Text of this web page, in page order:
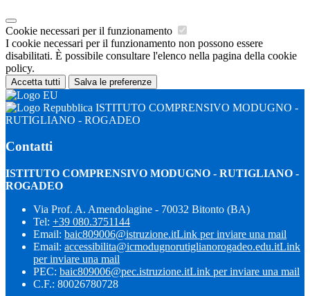
Cookie necessari per il funzionamento
I cookie necessari per il funzionamento non possono essere
disabilitati. È possibile consultare l'elenco nella pagina della cookie
policy.
Accetta tutti Salva le preferenze
ISTITUTO COMPRENSIVO MODUGNO -
RUTIGLIANO - ROGADEO
Contatti
ISTITUTO COMPRENSIVO MODUGNO - RUTIGLIANO -
ROGADEO
Via Prof. A. Amendolagine - 70032 Bitonto (BA)
Tel: +39 080.3751144
Email: baic809006@istruzione.itLink per inviare una mail
Email: accessibilita@icmodugnorutiglianorogadeo.edu.itLink
per inviare una mail
PEC: baic809006@pec.istruzione.itLink per inviare una mail
C.F.: 80026780728